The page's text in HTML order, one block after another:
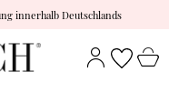
innerhalb Deutschlands